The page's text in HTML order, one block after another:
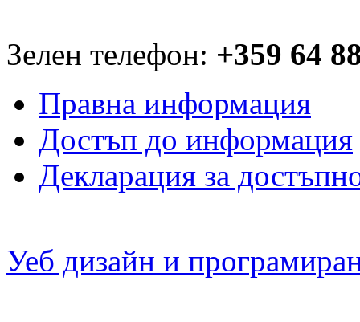
Зелен телефон: +359 64
Правна информация
Достъп до информация
Декларация за
Уеб дизайн и